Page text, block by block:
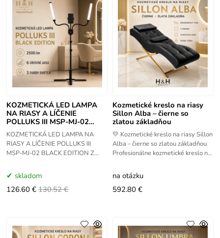
KOZMETICKÁ LED LAMPA
NA RIASY A LÍČENIE
POLLUKS III MSP-MJ-02
BLACK EDITION Z
OVLÁDANÍM
KOZMETICKÁ LED LAMPA NA
RIASY A LÍČENIE POLLUKS III
MSP-MJ-02 BLACK EDITION Z
na líčenie POLLUKS III je výrobok
vyrobený z veľmi
skladom
126.60 € 130.52 €
Kozmetické kreslo na riasy
Sillon Alba – čierne so
zlatou základňou
💛 Kozmetické kreslo na riasy Sillon
Alba – čierne so zlatou základňou
Profesionálne kozmetické kreslo na
navrhnuté pre lash
na otázku
592.80 €